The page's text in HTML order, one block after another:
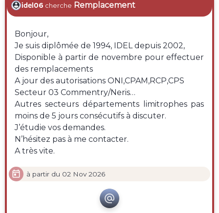
idel06 cherche Remplacement
Bonjour,
Je suis diplômée de 1994, IDEL depuis 2002,
Disponible à partir de novembre pour effectuer
des remplacements
A jour des autorisations ONI,CPAM,RCP,CPS
Secteur 03 Commentry/Neris…
Autres secteurs départements limitrophes pas
moins de 5 jours consécutifs à discuter.
J’étudie vos demandes.
N’hésitez pas à me contacter.
A très vite.
 à partir du 02 Nov 2026
